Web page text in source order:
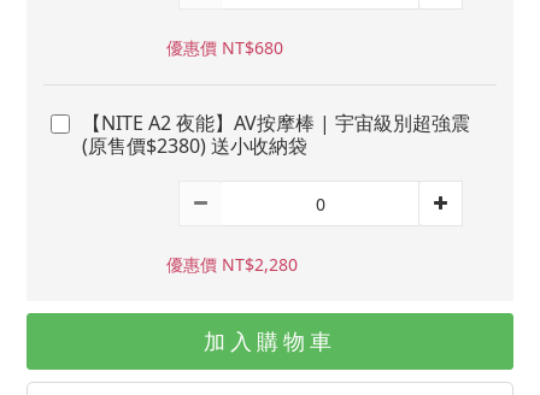
優惠價 NT$680
【NITE A2 夜能】AV按摩棒 | 宇宙級別超強震
(原售價$2380) 送小收納袋
優惠價 NT$2,280
加入購物車